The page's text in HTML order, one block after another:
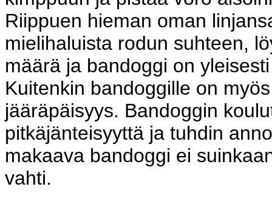
Riippuen hieman oman
mielihaluista rodun suhteen,
määrä ja bandoggi on
Kuitenkin bandoggille on
jääräpäisyys. Bandoggin
pitkäjänteisyyttä ja tuhdin
makaava bandoggi ei
vahti.